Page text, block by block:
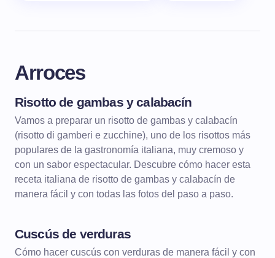
Arroces
Risotto de gambas y calabacín
Vamos a preparar un risotto de gambas y calabacín
(risotto di gamberi e zucchine), uno de los risottos más
populares de la gastronomía italiana, muy cremoso y
con un sabor espectacular. Descubre cómo hacer esta
receta italiana de risotto de gambas y calabacín de
manera fácil y con todas las fotos del paso a paso.
Cuscús de verduras
Cómo hacer cuscús con verduras de manera fácil y con